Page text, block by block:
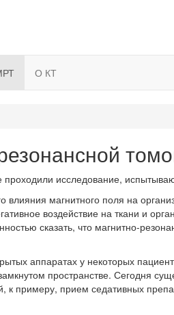
О КТ
проходили исследование,
влияния магнитного поля на
воздействие на ткани и
сказать, что магнитно-
аппаратах у некоторых
пространстве. Сегодня
примеру, прием седативных